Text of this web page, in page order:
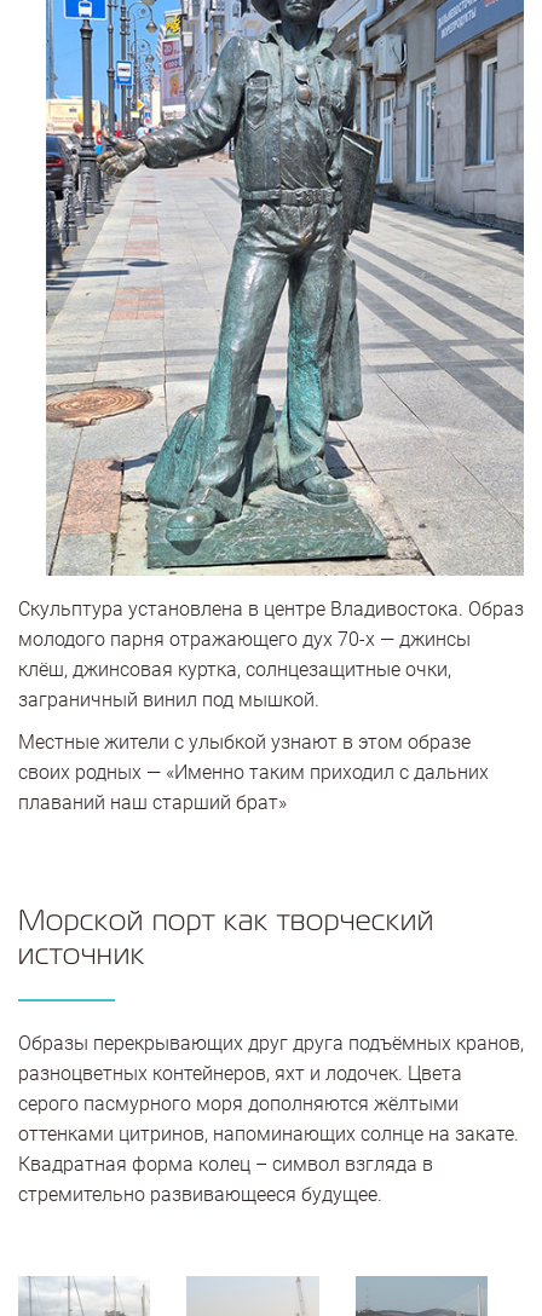
Скульптура установлена в центре Владивостока. Образ
молодого парня отражающего дух 70-х — джинсы
клёш, джинсовая куртка, солнцезащитные очки,
заграничный винил под мышкой.
Местные жители с улыбкой узнают в этом образе
своих родных — «Именно таким приходил с дальних
плаваний наш старший брат»
Морской порт как творческий
источник
Образы перекрывающих друг друга подъёмных кранов,
разноцветных контейнеров, яхт и лодочек. Цвета
серого пасмурного моря дополняются жёлтыми
оттенками цитринов, напоминающих солнце на закате.
Квадратная форма колец – символ взгляда в
стремительно развивающееся будущее.